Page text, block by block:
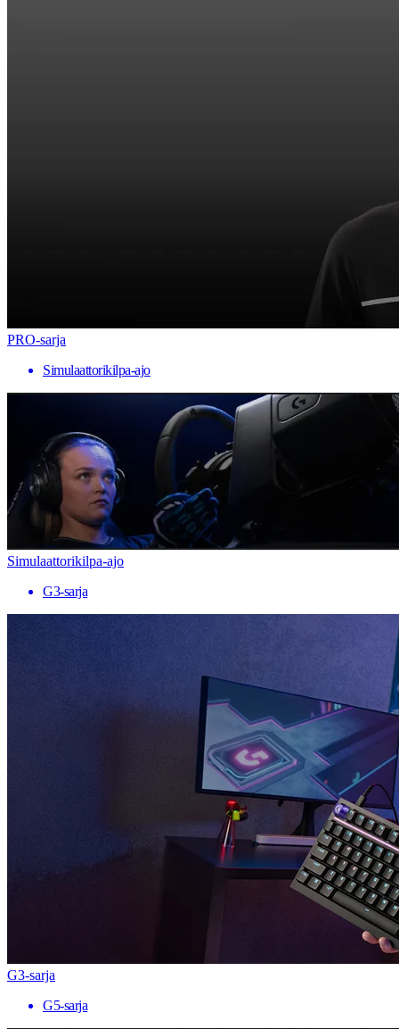
PRO-sarja
Simulaattorikilpa-ajo
Simulaattorikilpa-ajo
G3-sarja
G3-sarja
G5-sarja